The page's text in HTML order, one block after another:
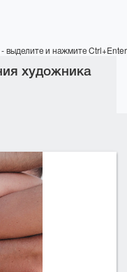
выделите и нажмите Ctrl+Enter
художника